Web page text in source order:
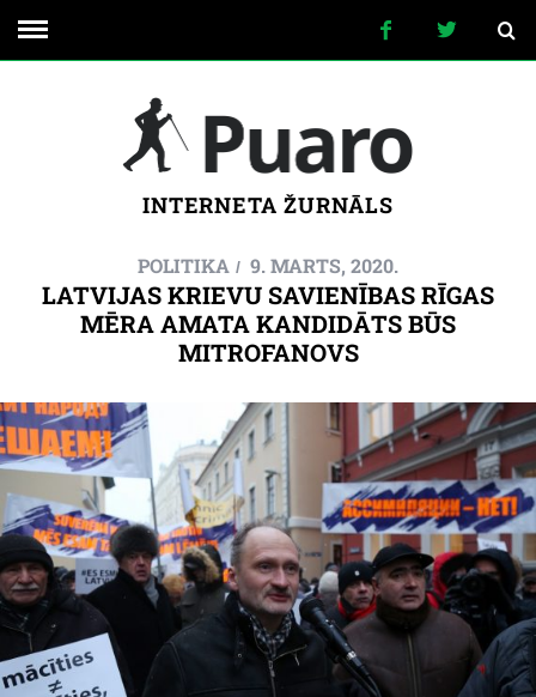
INTERNETA ŽURNĀLS
POLITIKA 9. MARTS, 2020.
LATVIJAS KRIEVU SAVIENĪBAS RĪGAS
MĒRA AMATA KANDIDĀTS BŪS
MITROFANOVS